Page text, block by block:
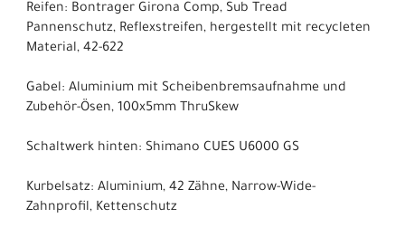
Reifen: Bontrager Girona Comp, Sub Tread
Pannenschutz, Reflexstreifen, hergestellt mit recycleten
Material, 42-622
Gabel: Aluminium mit Scheibenbremsaufnahme und
Zubehör-Ösen, 100x5mm ThruSkew
Schaltwerk hinten: Shimano CUES U6000 GS
Kurbelsatz: Aluminium, 42 Zähne, Narrow-Wide-
Zahnprofil, Kettenschutz